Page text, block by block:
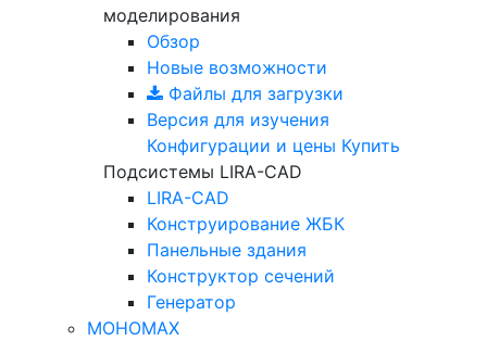
моделирования
Обзор
Новые возможности
Файлы для загрузки
Версия для изучения
Конфигурации и цены Купить
Подсистемы LIRA-CAD
LIRA-CAD
Конструирование ЖБК
Панельные здания
Конструктор сечений
Генератор
МОНОМАХ